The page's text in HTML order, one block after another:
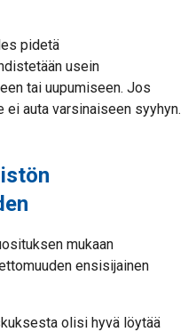
pidetä
usein
tai uupumiseen. Jos
auta varsinaiseen syyhyn.
mukaan
ensisijainen
olisi hyvä löytää